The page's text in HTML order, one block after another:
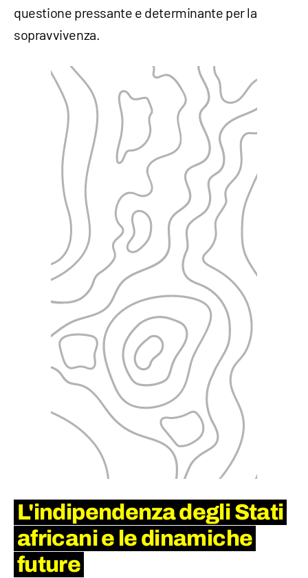
questione pressante e determinante per la
sopravvivenza.
L'indipendenza degli Stati
africani e le dinamiche
future